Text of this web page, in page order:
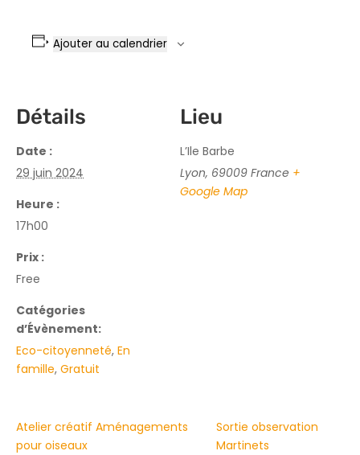
Ajouter au calendrier
Détails
Date :
29 juin 2024
Heure :
17h00
Prix :
Free
Catégories
d’Évènement:
Eco-citoyenneté, En
famille, Gratuit
Lieu
L’Ile Barbe
Lyon, 69009 France +
Google Map
Atelier créatif Aménagements
pour oiseaux
Sortie observation
Martinets